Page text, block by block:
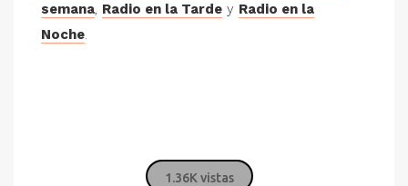
semana, Radio en la Tarde y Radio en la
Noche.
1.36K vistas